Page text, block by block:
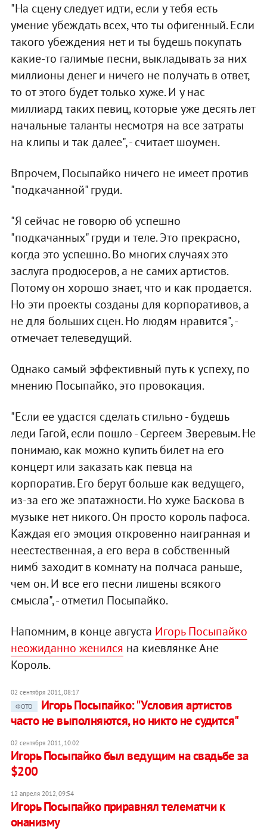
"На сцену следует идти, если у тебя есть
умение убеждать всех, что ты офигенный. Если
такого убеждения нет и ты будешь покупать
какие-то галимые песни, выкладывать за них
миллионы денег и ничего не получать в ответ,
то от этого будет только хуже. И у нас
миллиард таких певиц, которые уже десять лет
начальные таланты несмотря на все затраты
на клипы и так далее", - считает шоумен.
Впрочем, Посыпайко ничего не имеет против
"подкачанной" груди.
"Я сейчас не говорю об успешно
"подкачанных" груди и теле. Это прекрасно,
когда это успешно. Во многих случаях это
заслуга продюсеров, а не самих артистов.
Потому он хорошо знает, что и как продается.
Но эти проекты созданы для корпоративов, а
не для больших сцен. Но людям нравится", -
отмечает телеведущий.
Однако самый эффективный путь к успеху, по
мнению Посыпайко, это провокация.
"Если ее удастся сделать стильно - будешь
леди Гагой, если пошло - Сергеем Зверевым. Не
понимаю, как можно купить билет на его
концерт или заказать как певца на
корпоратив. Его берут больше как ведущего,
из-за его же эпатажности. Но хуже Баскова в
музыке нет никого. Он просто король пафоса.
Каждая его эмоция откровенно наигранная и
неестественная, а его вера в собственный
нимб заходит в комнату на полчаса раньше,
чем он. И все его песни лишены всякого
смысла", - отметил Посыпайко.
Напомним, в конце августа Игорь Посыпайко
неожиданно женился на киевлянке Ане
Король.
02 сентября 2011, 08:17
ФОТО
Игорь Посыпайко: "Условия артистов
часто не выполняются, но никто не судится"
02 сентября 2011, 10:02
Игорь Посыпайко был ведущим на свадьбе за
$200
12 апреля 2012, 09:54
Игорь Посыпайко приравнял телематчи к
онанизму